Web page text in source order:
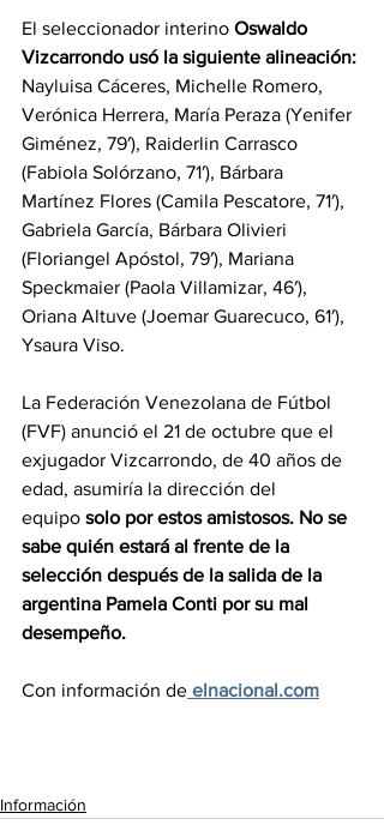
El seleccionador interino Oswaldo
Vizcarrondo usó la siguiente alineación:
Nayluisa Cáceres, Michelle Romero,
Verónica Herrera, María Peraza (Yenifer
Giménez, 79′), Raiderlin Carrasco
(Fabiola Solórzano, 71′), Bárbara
Martínez Flores (Camila Pescatore, 71′),
Gabriela García, Bárbara Olivieri
(Floriangel Apóstol, 79′), Mariana
Speckmaier (Paola Villamizar, 46′),
Oriana Altuve (Joemar Guarecuco, 61′),
Ysaura Viso.
La Federación Venezolana de Fútbol
(FVF) anunció el 21 de octubre que el
exjugador Vizcarrondo, de 40 años de
edad, asumiría la dirección del
equipo solo por estos amistosos. No se
sabe quién estará al frente de la
selección después de la salida de la
argentina Pamela Conti por su mal
desempeño.
Con información de elnacional.com
Información